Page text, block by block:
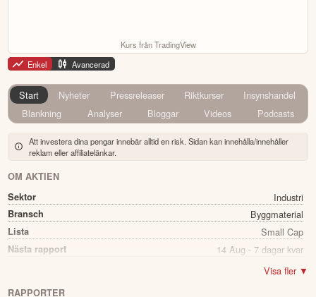
Kurs från TradingView
Enkel
Avancerad
Start Nyheter Pressreleaser Riktkurser
Insynshandel
Blankning
Analyser Bloggar Videos Podcasts
Att investera dina pengar innebär alltid en risk. Sidan kan innehålla/innehåller
reklam eller affiliatelänkar.
OM AKTIEN
Sektor
Industri
Bransch Byggmaterial
Lista Small Cap
Nästa rapport 14 Aug - 7 dagar kvar
Ja
Visa fler ▼
RAPPORTER